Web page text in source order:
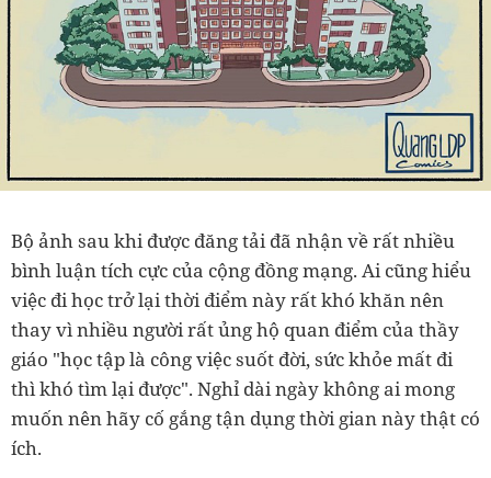
Bộ ảnh sau khi được đăng tải đã nhận về rất nhiều
bình luận tích cực của cộng đồng mạng. Ai cũng hiểu
việc đi học trở lại thời điểm này rất khó khăn nên
thay vì nhiều người rất ủng hộ quan điểm của thầy
giáo "học tập là công việc suốt đời, sức khỏe mất đi
thì khó tìm lại được". Nghỉ dài ngày không ai mong
muốn nên hãy cố gắng tận dụng thời gian này thật có
ích.